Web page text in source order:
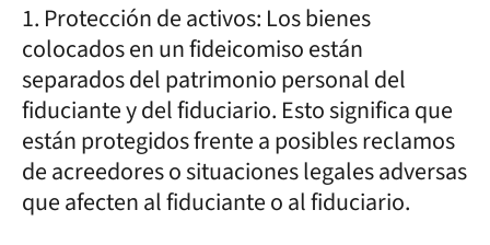
1. Protección de activos: Los bienes
colocados en un fideicomiso están
separados del patrimonio personal del
fiduciante y del fiduciario. Esto significa que
están protegidos frente a posibles reclamos
de acreedores o situaciones legales adversas
que afecten al fiduciante o al fiduciario.